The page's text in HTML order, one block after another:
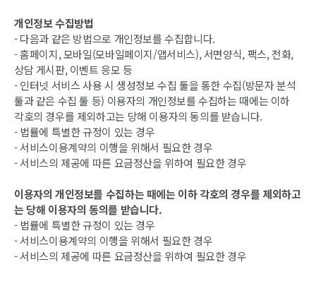
개인정보 수집방법
- 다음과 같은 방법으로 개인정보를 수집합니다.
- 홈페이지, 모바일(모바일페이지/앱서비스), 서면양식, 팩스, 전화,
상담 게시판, 이벤트 응모 등
- 인터넷 서비스 사용 시 생성정보 수집 툴을 통한 수집(방문자 분석
툴과 같은 수집 툴 등) 이용자의 개인정보를 수집하는 때에는 이하
각호의 경우를 제외하고는 당해 이용자의 동의를 받습니다.
- 법률에 특별한 규정이 있는 경우
- 서비스이용계약의 이행을 위해서 필요한 경우
- 서비스의 제공에 따른 요금정산을 위하여 필요한 경우
이용자의 개인정보를 수집하는 때에는 이하 각호의 경우를 제외하고
는 당해 이용자의 동의를 받습니다.
- 법률에 특별한 규정이 있는 경우
- 서비스이용계약의 이행을 위해서 필요한 경우
- 서비스의 제공에 따른 요금정산을 위하여 필요한 경우